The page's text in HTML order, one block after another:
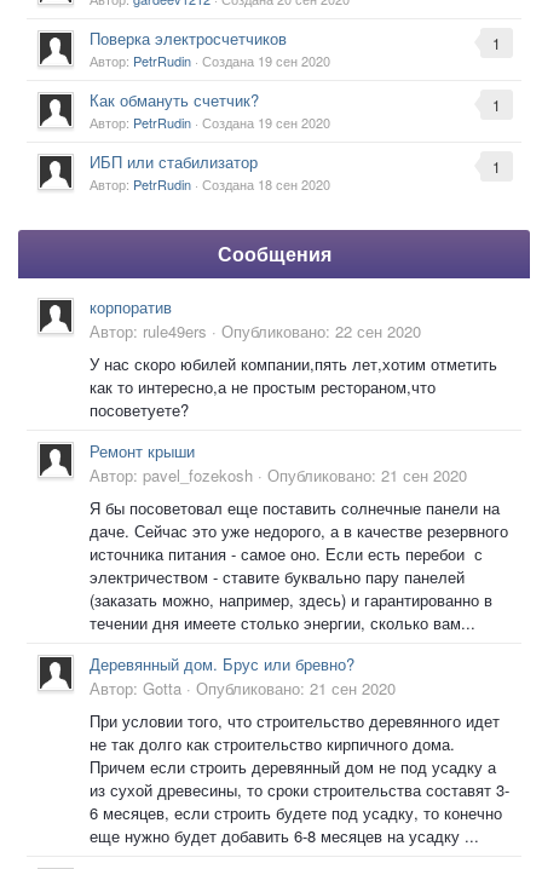
1
Поверка электросчетчиков
Автор: PetrRudin · Создана 19 сен 2020
1
Как обмануть счетчик?
Автор: PetrRudin · Создана 19 сен 2020
1
ИБП или стабилизатор
Автор: PetrRudin · Создана 18 сен 2020
Сообщения
корпоратив
Автор: rule49ers · Опубликовано: 22 сен 2020
У нас скоро юбилей компании,пять лет,хотим отметить
как то интересно,а не простым рестораном,что
посоветуете?
Ремонт крыши
Автор: pavel_fozekosh · Опубликовано: 21 сен 2020
Я бы посоветовал еще поставить солнечные панели на
даче. Сейчас это уже недорого, а в качестве резервного
источника питания - самое оно. Если есть перебои с
электричеством - ставите буквально пару панелей
(заказать можно, например, здесь) и гарантированно в
течении дня имеете столько энергии, сколько вам...
Деревянный дом. Брус или бревно?
Автор: Gotta · Опубликовано: 21 сен 2020
При условии того, что строительство деревянного идет
не так долго как строительство кирпичного дома.
Причем если строить деревянный дом не под усадку а
из сухой древесины, то сроки строительства составят 3-
6 месяцев, если строить будете под усадку, то конечно
еще нужно будет добавить 6-8 месяцев на усадку ...